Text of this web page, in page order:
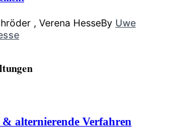
By Uwe
alternierende Verfahren